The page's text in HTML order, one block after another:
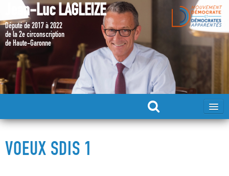
Jean-Luc LAGLEIZE
Député de 2017 à 2022
de la 2e circonscription
de Haute-Garonne
VOEUX SDIS 1